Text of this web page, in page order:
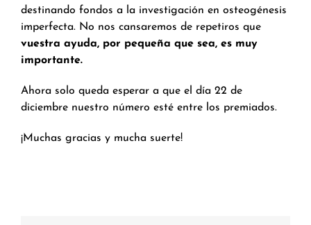
destinando fondos a la investigación en osteogénesis
imperfecta. No nos cansaremos de repetiros que
vuestra ayuda, por pequeña que sea, es muy
importante.
Ahora solo queda esperar a que el día 22 de
diciembre nuestro número esté entre los premiados.
¡Muchas gracias y mucha suerte!